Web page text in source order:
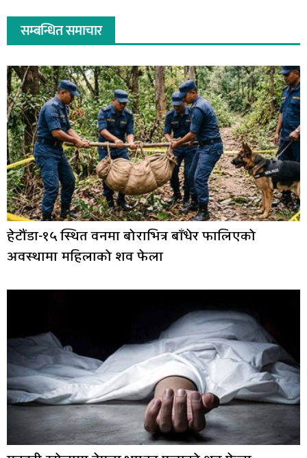
सम्बन्धित समाचार
हेटौंडा-१५ स्थित वनमा बोराभित्र बाँधेर फालिएको
अवस्थामा महिलाको शव फेला